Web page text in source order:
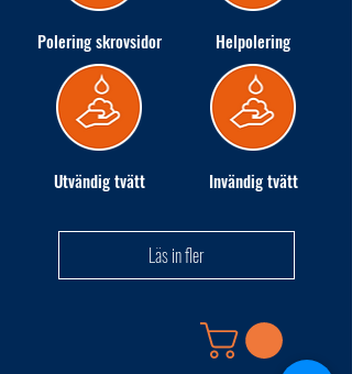
Polering skrovsidor Helpolering
Utvändig tvätt Invändig tvätt
Läs in fler